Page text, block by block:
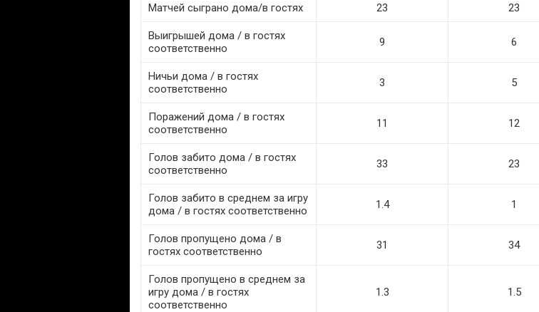
Матчей сыграно дома/в гостях 23 23
Выигрышей дома / в гостях
соответственно
9 6
Ничьи дома / в гостях
соответственно
3 5
Поражений дома / в гостях
соответственно
11 12
Голов забито дома / в гостях
соответственно
33 23
Голов забито в среднем за игру
дома / в гостях соответственно
1.4 1
Голов пропущено дома / в
гостях соответственно
31 34
Голов пропущено в среднем за
игру дома / в гостях
соответственно
1.3 1.5